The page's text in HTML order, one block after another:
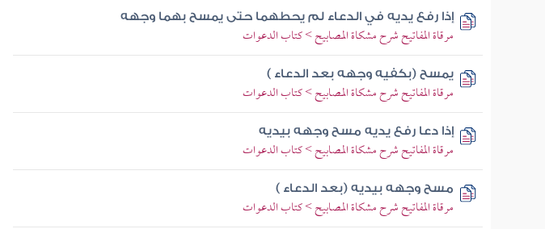
إذا رفع يديه في الدعاء لم يحطهما حتى يمسح بهما وجهه
مرقاة المفاتيح شرح مشكاة المصابيح > كتاب الدعوات
يمسح (بكفيه وجهه بعد الدعاء )
مرقاة المفاتيح شرح مشكاة المصابيح > كتاب الدعوات
إذا دعا رفع يديه مسح وجهه بيديه
مرقاة المفاتيح شرح مشكاة المصابيح > كتاب الدعوات
مسح وجهه بيديه (بعد الدعاء )
مرقاة المفاتيح شرح مشكاة المصابيح > كتاب الدعوات